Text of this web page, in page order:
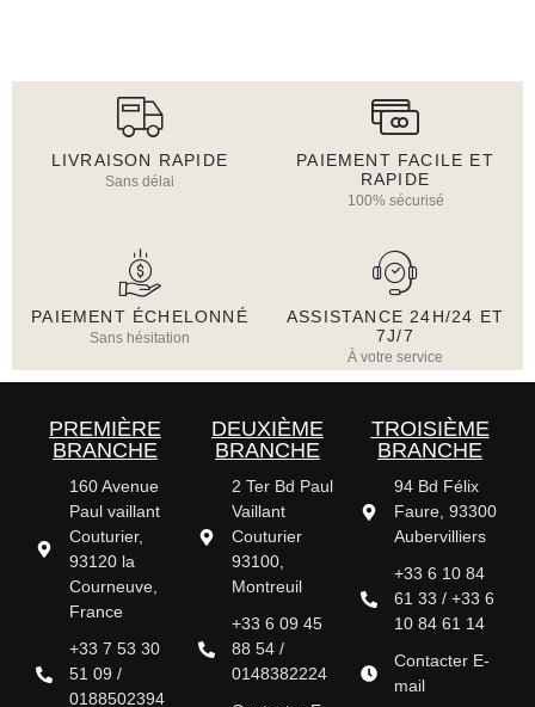
LIVRAISON RAPIDE
Sans délai
PAIEMENT FACILE ET
RAPIDE
100% sécurisé
PAIEMENT ÉCHELONNÉ
Sans hésitation
ASSISTANCE 24H/24 ET
7J/7
À votre service
PREMIÈRE
BRANCHE
160 Avenue
Paul vaillant
Couturier,
93120 la
Courneuve,
France
+33 7 53 30
51 09 /
0188502394
DEUXIÈME
BRANCHE
2 Ter Bd Paul
Vaillant
Couturier
93100,
Montreuil
+33 6 09 45
88 54 /
0148382224
TROISIÈME
BRANCHE
94 Bd Félix
Faure, 93300
Aubervilliers
+33 6 10 84
61 33 / +33 6
10 84 61 14
Contacter E-
mail